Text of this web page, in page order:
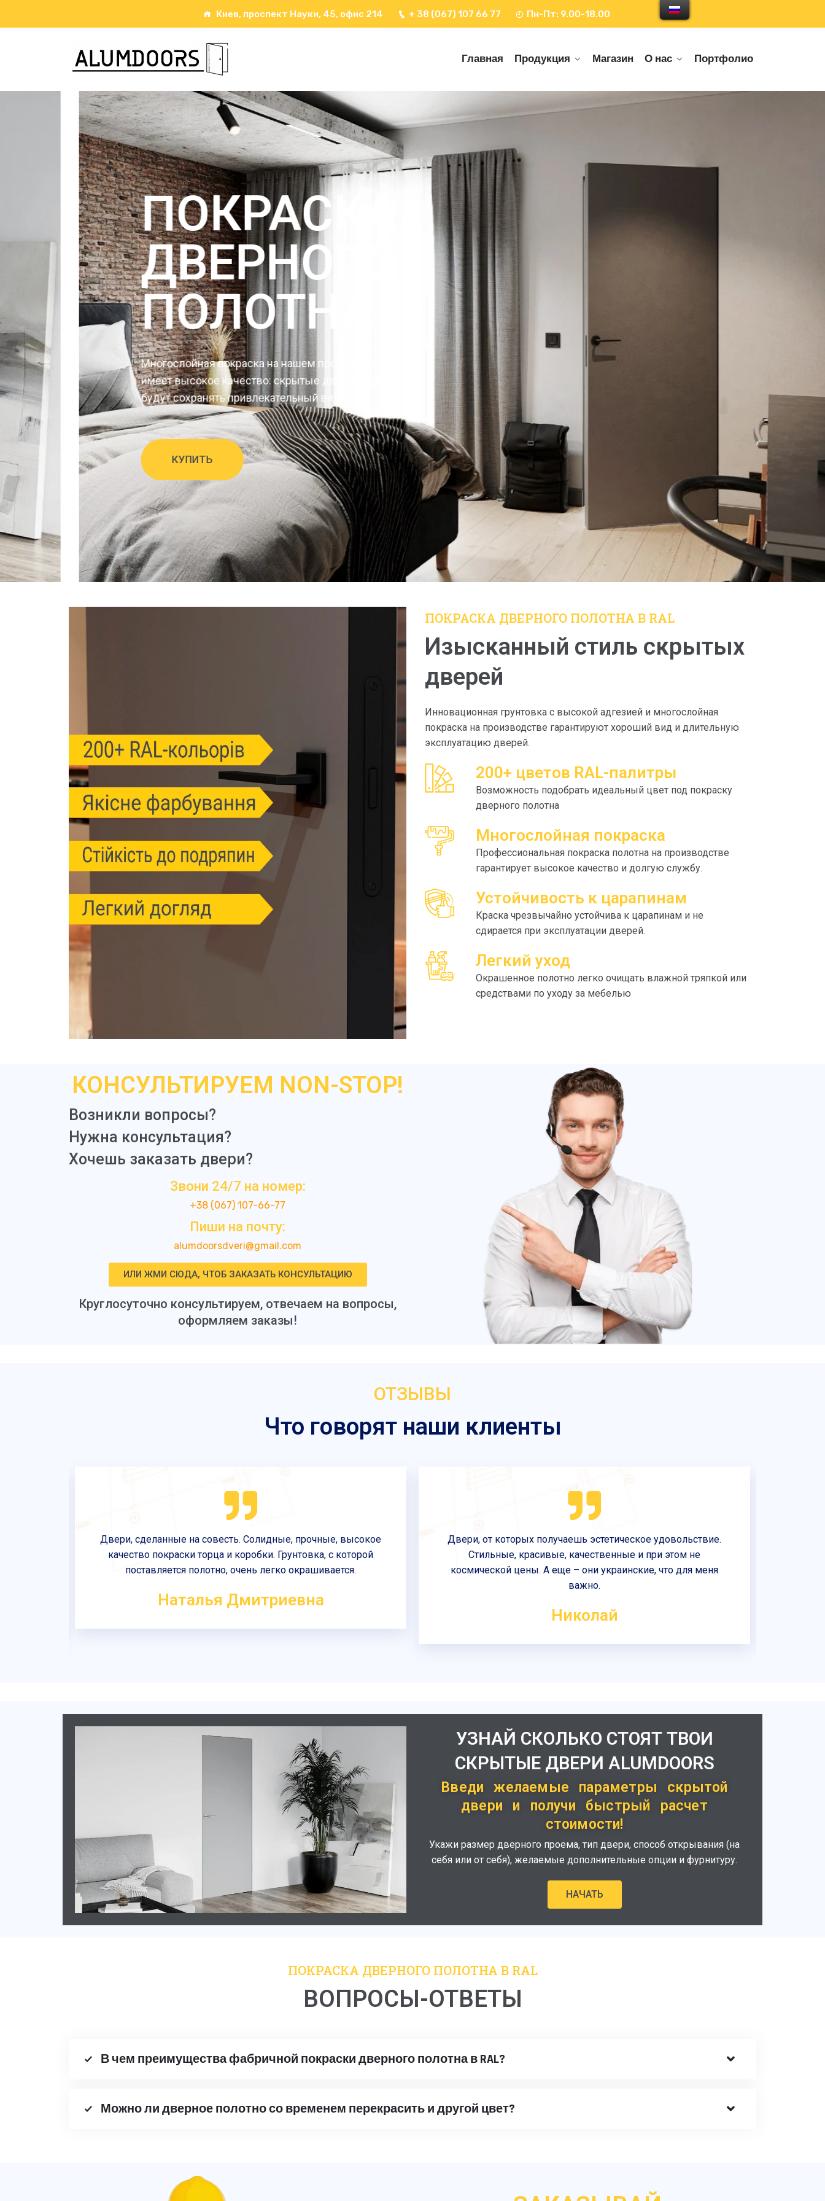
Киев, проспект Науки, 45, офис 214 + 38 (067) 107 66 77 Пн-Пт: 9.00-18.00
Главная Продукция Магазин О нас Портфолио
ПОКРАСКА
ДВЕРНОГО
ПОЛОТНА
Многослойная покраска на нашем производстве
имеет высокое качество: скрытые двери ALUMDOORS
будут сохранять привлекательный вид годами
КУПИТЬ
ПОКРАСКА ДВЕРНОГО ПОЛОТНА В RAL
Изысканный стиль скрытых
дверей
Инновационная грунтовка с высокой адгезией и многослойная
покраска на производстве гарантируют хороший вид и длительную
эксплуатацию дверей.
200+ цветов RAL-палитры
Возможность подобрать идеальный цвет под покраску
дверного полотна
Многослойная покраска
Профессиональная покраска полотна на производстве
гарантирует высокое качество и долгую службу.
Устойчивость к царапинам
Краска чрезвычайно устойчива к царапинам и не
сдирается при эксплуатации дверей.
Легкий уход
Окрашенное полотно легко очищать влажной тряпкой или
средствами по уходу за мебелью
КОНСУЛЬТИРУЕМ NON-STOP!
Возникли вопросы?
Нужна консультация?
Хочешь заказать двери?
Звони 24/7 на номер:
+38 (067) 107-66-77
Пиши на почту:
alumdoorsdveri@gmail.com
ИЛИ ЖМИ СЮДА, ЧТОБ ЗАКАЗАТЬ КОНСУЛЬТАЦИЮ
Круглосуточно консультируем, отвечаем на вопросы,
оформляем заказы!
ОТЗЫВЫ
Что говорят наши клиенты
Двери, сделанные на совесть. Солидные, прочные, высокое
качество покраски торца и коробки. Грунтовка, с которой
поставляется полотно, очень легко окрашивается.
Наталья Дмитриевна
Двери, от которых получаешь эстетическое удовольствие.
Стильные, красивые, качественные и при этом не
космической цены. А еще – они украинские, что для меня
важно.
Николай
УЗНАЙ СКОЛЬКО СТОЯТ ТВОИ
СКРЫТЫЕ ДВЕРИ ALUMDOORS
Введи желаемые параметры скрытой
двери и получи быстрый расчет
стоимости!
Укажи размер дверного проема, тип двери, способ открывания (на
себя или от себя), желаемые дополнительные опции и фурнитуру.
НАЧАТЬ
ПОКРАСКА ДВЕРНОГО ПОЛОТНА В RAL
ВОПРОСЫ-ОТВЕТЫ
В чем преимущества фабричной покраски дверного полотна в RAL?
Можно ли дверное полотно со временем перекрасить и другой цвет?